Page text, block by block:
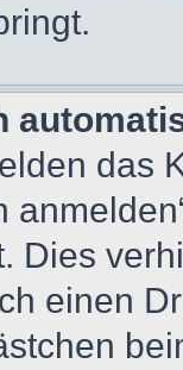
das
Dies
einen